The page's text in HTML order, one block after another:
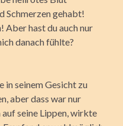
Schmerzen gehabt!
Aber hast du auch nur
danach fühlte?
in seinem Gesicht zu
aber dass war nur
seine Lippen, wirkte